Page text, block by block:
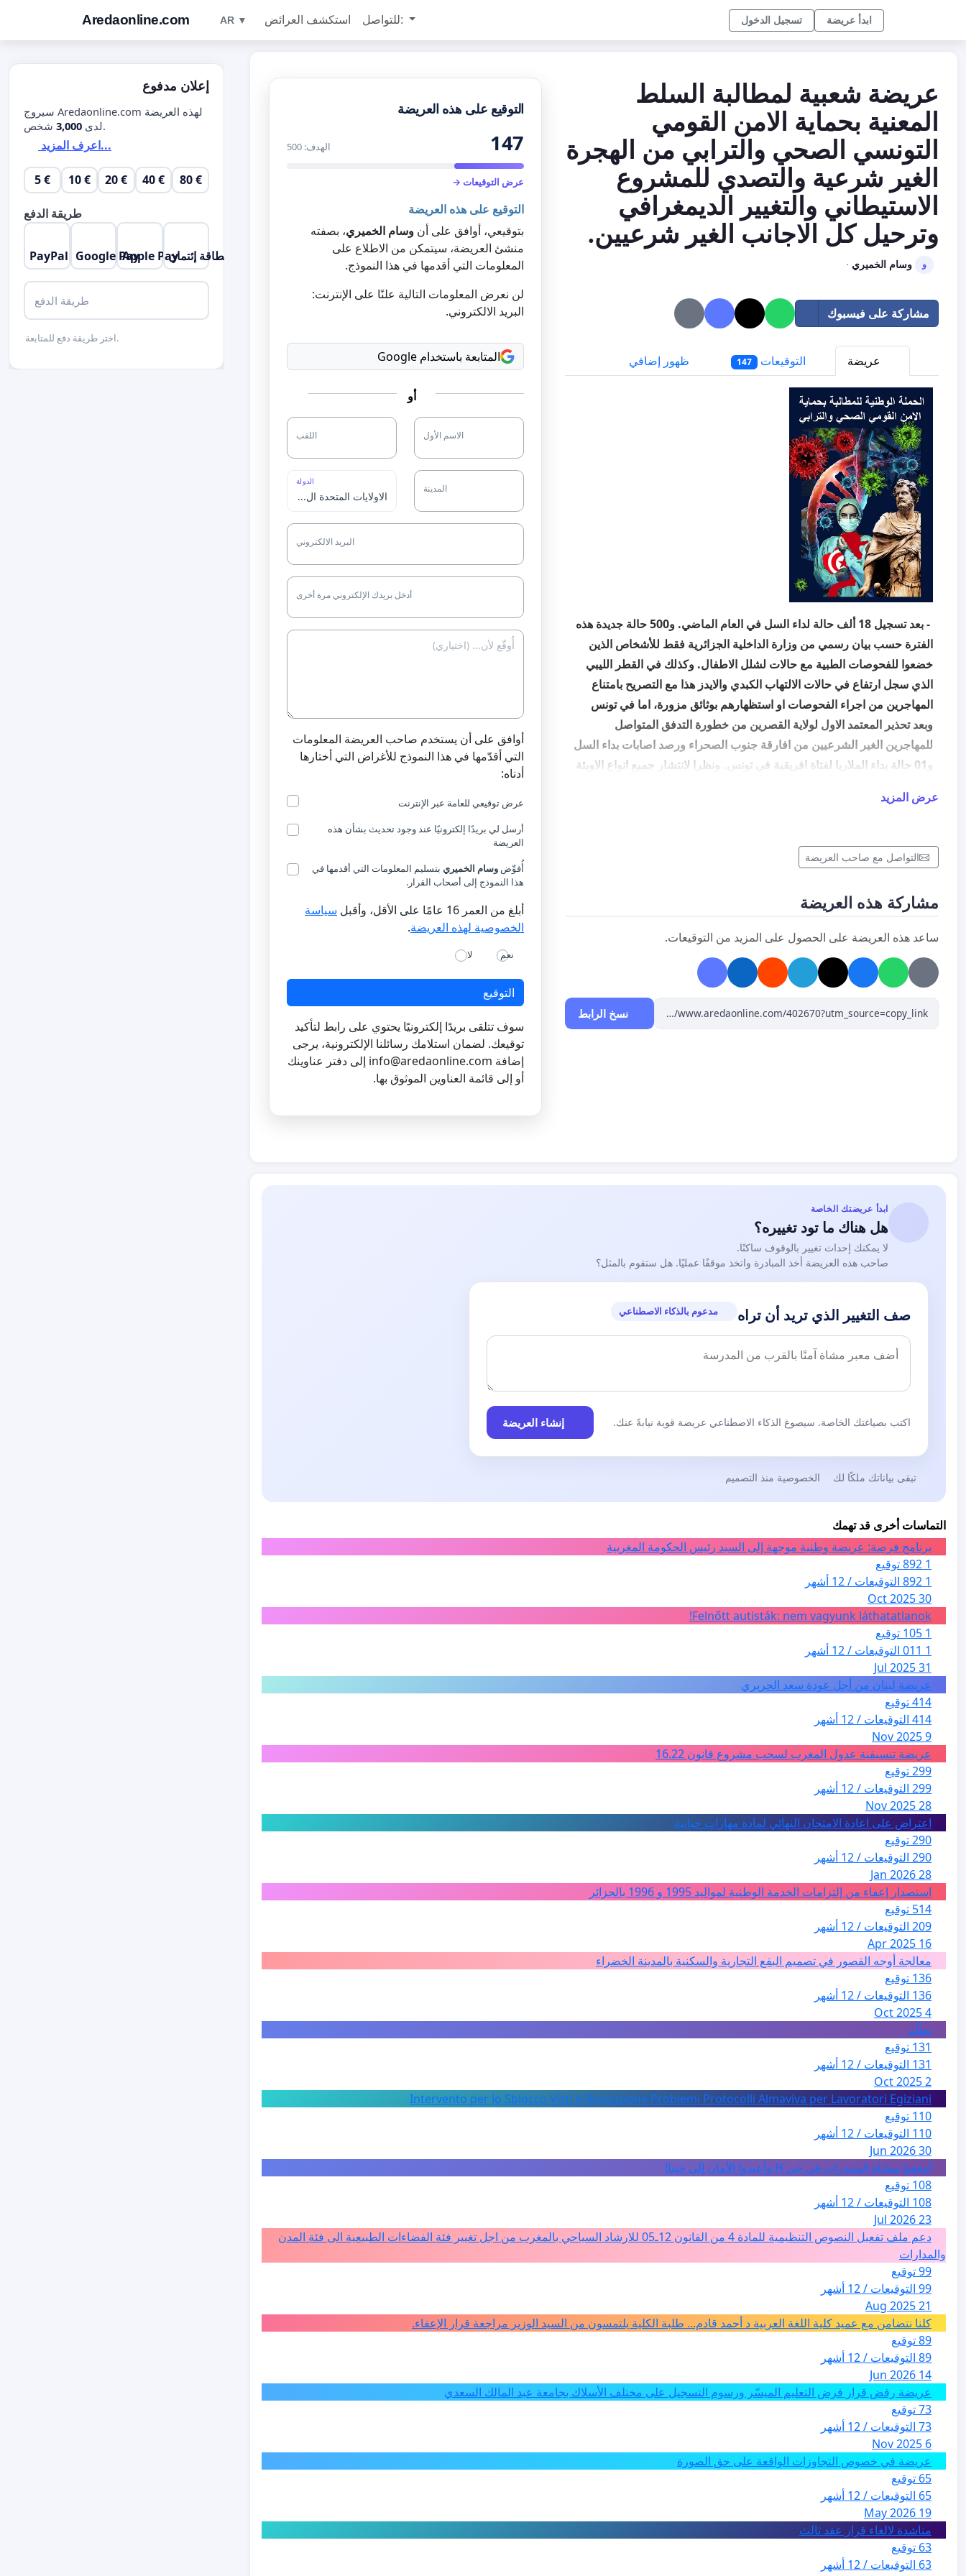
Aredaonline.com AR ▼ استكشف العرائض للتواصل: تسجيل الدخول ابدأ عريضة
عريضة شعبية لمطالبة السلط
المعنية بحماية الامن القومي
التونسي الصحي والترابي من الهجرة
الغير شرعية والتصدي للمشروع
الاستيطاني والتغيير الديمغرافي
وترحيل كل الاجانب الغير شرعيين.
و وسام الخميري ·
مشاركة على فيسبوك
عريضة التوقيعات 147 ظهور إضافي
- بعد تسجيل 18 ألف حالة لداء السل في العام الماضي. و500 حالة جديدة هذه
الفترة حسب بيان رسمي من وزارة الداخلية الجزائرية فقط للأشخاص الذين
خضعوا للفحوصات الطبية مع حالات لشلل الاطفال. وكذلك في القطر الليبي
الذي سجل ارتفاع في حالات الالتهاب الكبدي والايدز هذا مع التصريح بامتناع
المهاجرين من اجراء الفحوصات او استظهارهم بوثائق مزورة، اما في تونس
وبعد تحذير المعتمد الاول لولاية القصرين من خطورة التدفق المتواصل
للمهاجرين الغير الشرعيين من افارقة جنوب الصحراء ورصد اصابات بداء السل
و01 حالة بداء الملاريا لفتاة افريقية في تونس. ونظرا لانتشار جميع انواع الاوبئة
المتحللة على الشواطئ التونسية. وبحلول موسم الحرقة في اتجاه ايطاليا
- نحن المواطنون والمواطنات الممضون اسفله نطالب بما يلي:
لكافة اعوان البحرية والامن الذين يتعاملون مباشرة مع افارقة جنوب الصحراء
الغير مراقبين منهم صحيا وتفعيل ومضات اشهارية تلفزية توعوية للوقاية من
خطر هذه الامراض المعدية.
2 - احترام الذات البشرية التونسية بالتوقف عن التعامل معنا كقطيع من
الحيوانات حيث تستعمل الفاظ ترويجية لمشروع تهجين الشعب التونسي مثل
الدمج والتلاقح مع التصدي لهذا المشروع.
التونسي في الدفاع عن حوزة الوطن ضد اشكال الاختراقات والاستيطان.
7 - تشديد الرقابة على الحدود البرية مع الجارتين ليبيا والجزائر ووضع حد للخطر
الداهم على الارض والعرض وذلك لما شهدناه من تهديدات صوت وصورة
الصحراء ونندد بتصريح وزير الداخلية المضاد لموقف رئيس الجمهورية الرافض
عرض المزيد
التواصل مع صاحب العريضة
مشاركة هذه العريضة
ساعد هذه العريضة على الحصول على المزيد من التوقيعات.
نسخ الرابط
التوقيع على هذه العريضة
147 الهدف: 500
عرض التوقيعات →
التوقيع على هذه العريضة
بتوقيعي، أوافق على أن وسام الخميري، بصفته
منشئ العريضة، سيتمكن من الاطلاع على
المعلومات التي أقدمها في هذا النموذج.
لن نعرض المعلومات التالية علنًا على الإنترنت:
البريد الالكتروني.
المتابعة باستخدام Google
أو
الاسم الأول اللقب
المدينة
الدولة
البريد الالكتروني
أدخل بريدك الإلكتروني مرة أخرى
أوافق على أن يستخدم صاحب العريضة المعلومات
التي أقدّمها في هذا النموذج للأغراض التي أختارها
أدناه:
عرض توقيعي للعامة عبر الإنترنت
أرسل لي بريدًا إلكترونيًا عند وجود تحديث بشأن هذه
العريضة
أُفوِّض وسام الخميري بتسليم المعلومات التي أقدمها في
هذا النموذج إلى أصحاب القرار.
أبلغ من العمر 16 عامًا على الأقل، وأقبل
سياسة
الخصوصية لهذه العريضة.
نعم لا
التوقيع
سوف تتلقى بريدًا إلكترونيًا يحتوي على رابط لتأكيد
توقيعك. لضمان استلامك رسائلنا الإلكترونية، يرجى
إضافة info@aredaonline.com إلى دفتر عناوينك
أو إلى قائمة العناوين الموثوق بها.
ابدأ عريضتك الخاصة
هل هناك ما تود تغييره؟
لا يمكنك إحداث تغيير بالوقوف ساكنًا.
صاحب هذه العريضة أخذ المبادرة واتخذ موقفًا عمليًا. هل ستقوم بالمثل؟
صف التغيير الذي تريد أن تراه مدعوم بالذكاء الاصطناعي
اكتب بصياغتك الخاصة. سيصوغ الذكاء الاصطناعي عريضة قوية نيابةً عنك. إنشاء العريضة
تبقى بياناتك ملكًا لك الخصوصية منذ التصميم
التماسات أخرى قد تهمك
برنامج فرصة: عريضة وطنية موجهة إلى السيد رئيس الحكومة المغربية
1 892 توقيع
1 892 التوقيعات / 12 أشهر
30 Oct 2025
Felnőtt autisták: nem vagyunk láthatatlanok!
1 105 توقيع
1 011 التوقيعات / 12 أشهر
31 Jul 2025
عريضة لبنان من أجل عودة سعد الحريري
414 توقيع
414 التوقيعات / 12 أشهر
9 Nov 2025
عريضة تنسيقية عدول المغرب لسحب مشروع قانون 16.22
299 توقيع
299 التوقيعات / 12 أشهر
28 Nov 2025
اعتراض على اعادة الامتحان النهائي لمادة مهارات حياتية
290 توقيع
290 التوقيعات / 12 أشهر
28 Jan 2026
استصدار إعفاء من إلتزامات الخدمة الوطنية لمواليد 1995 و 1996 بالجزائر
514 توقيع
209 التوقيعات / 12 أشهر
16 Apr 2025
معالجة أوجه القصور في تصميم البقع التجارية والسكنية بالمدينة الخضراء
136 توقيع
136 التوقيعات / 12 أشهر
4 Oct 2025
تظلّم
131 توقيع
131 التوقيعات / 12 أشهر
2 Oct 2025
Intervento per lo Sblocco Visti e Risoluzione Problemi Protocolli Almaviva per Lavoratori Egiziani
110 توقيع
110 التوقيعات / 12 أشهر
30 Jun 2026
أوقفوا معاناة المخدرات في حي H وأعيدوا الأمان إلى حينا!
108 توقيع
108 التوقيعات / 12 أشهر
23 Jul 2026
دعم ملف تفعيل النصوص التنظيمية للمادة 4 من القانون 12ـ05 للارشاد السياحي بالمغرب من اجل تغيير فئة الفضاءات الطبيعية الى فئة المدن
والمدارات
99 توقيع
99 التوقيعات / 12 أشهر
21 Aug 2025
كلنا نتضامن مع عميد كلية اللغة العربية د أحمد قادم... طلبة الكلية يلتمسون من السيد الوزير مراجعة قرار الإعفاء.
89 توقيع
89 التوقيعات / 12 أشهر
14 Jun 2026
عريضة رفض قرار فرض التعليم الميسّر ورسوم التسجيل على مختلف الأسلاك بجامعة عبد المالك السعدي
73 توقيع
73 التوقيعات / 12 أشهر
6 Nov 2025
عريضة في خصوص التجاوزات الواقعة على حق الصورة
65 توقيع
65 التوقيعات / 12 أشهر
19 May 2026
مناشدة لالغاء قرار عقد ثالث
63 توقيع
63 التوقيعات / 12 أشهر
إعلان مدفوع
سيروج Aredaonline.com لهذه العريضة
لدى 3,000 شخص.
اعرف المزيد...
5 € 10 € 20 € 40 € 80 €
طريقة الدفع
PayPal Google PayApple Payبطاقة إئتمان
طريقة الدفع
اختر طريقة دفع للمتابعة.